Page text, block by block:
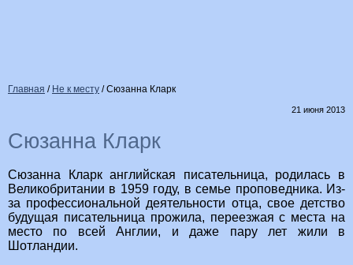
Главная / Не к месту /Сюзанна Кларк
21 июня 2013
Сюзанна Кларк
Сюзанна Кларк английская писательница, родилась в
Великобритании в 1959 году, в семье проповедника. Из-
за профессиональной деятельности отца, свое детство
будущая писательница прожила, переезжая с места на
место по всей Англии, и даже пару лет жили в
Шотландии.